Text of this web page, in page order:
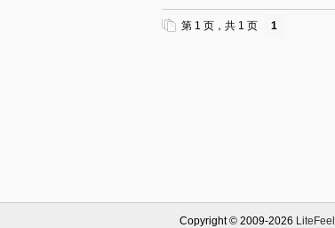
第 1 页，共 1 页 1
Copyright © 2009-2026 LiteFeel